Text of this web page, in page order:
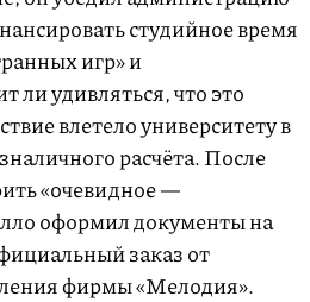
студийное время
игр» и
ли удивляться, что это
влетело университету в
расчёта. После
«очевидное —
оформил документы на
заказ от
фирмы «Мелодия».